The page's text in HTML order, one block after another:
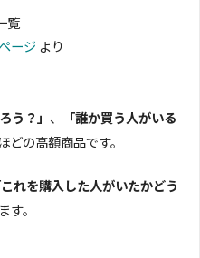
覧
ージより
う？」 、
「誰か買う人がいる
どの高額商品です。
これを購入した人がいたかどう
す。